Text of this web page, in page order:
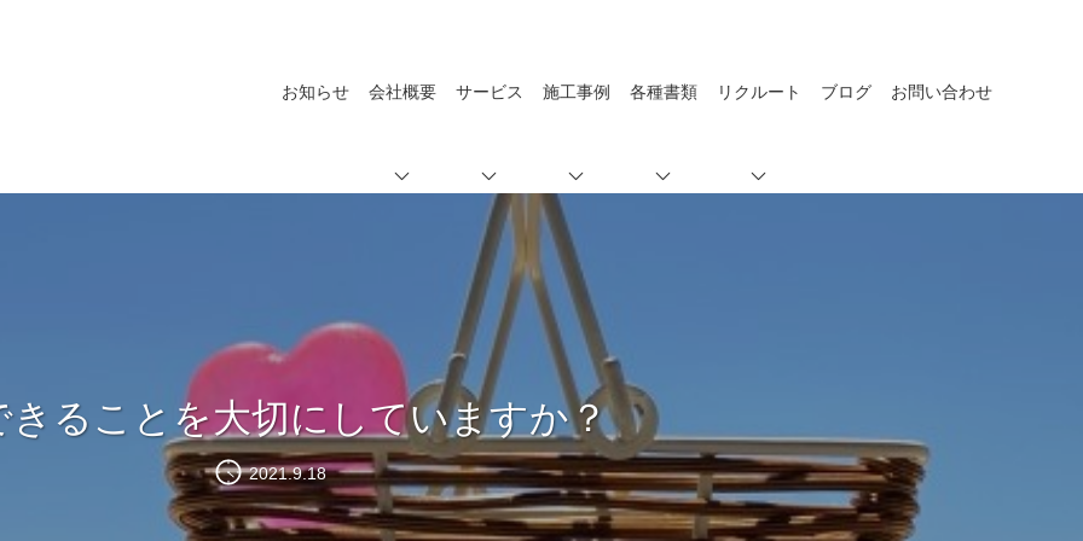
お知らせ 会社概要 サービス 施工事例 各種書類 リクルート ブログ お問い合わせ
きることを大切にしていますか？
2021.9.18